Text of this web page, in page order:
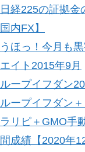
日経225の証拠金
国内FX】
うほっ！今月も
エイト2015年9月
ループイフダン
ループイフダン
ラリピ＋GMO手
間成績【2020年